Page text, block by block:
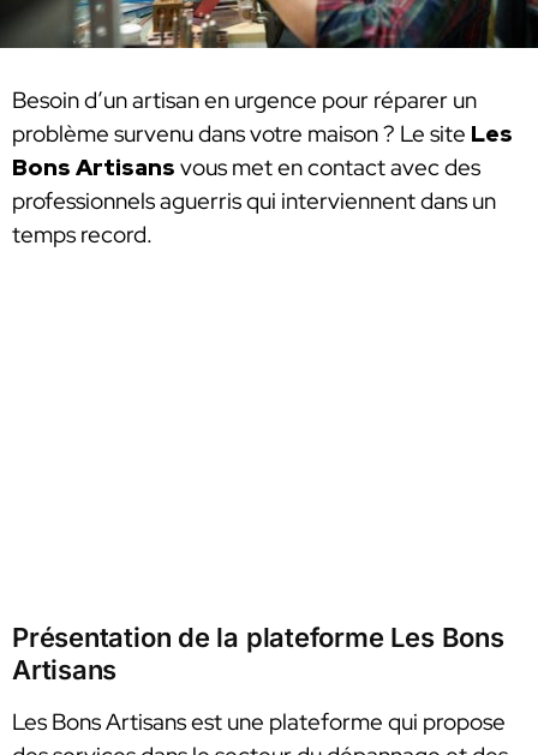
Besoin d’un artisan en urgence pour réparer un
problème survenu dans votre maison ? Le site Les
Bons Artisans vous met en contact avec des
professionnels aguerris qui interviennent dans un
temps record.
Présentation de la plateforme Les Bons
Artisans
Les Bons Artisans est une plateforme qui propose